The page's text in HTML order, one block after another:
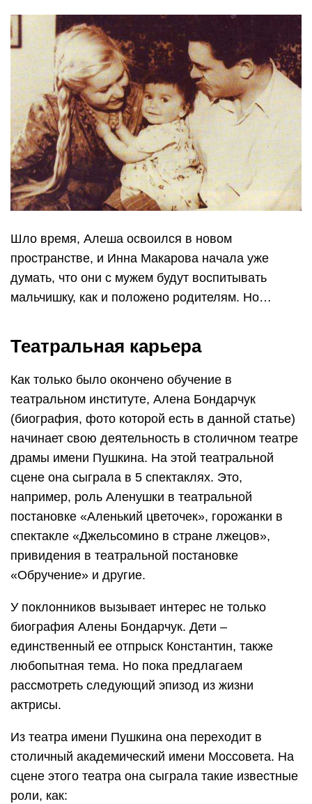
Шло время, Алеша освоился в новом
пространстве, и Инна Макарова начала уже
думать, что они с мужем будут воспитывать
мальчишку, как и положено родителям. Но…
Театральная карьера
Как только было окончено обучение в
театральном институте, Алена Бондарчук
(биография, фото которой есть в данной статье)
начинает свою деятельность в столичном театре
драмы имени Пушкина. На этой театральной
сцене она сыграла в 5 спектаклях. Это,
например, роль Аленушки в театральной
постановке «Аленький цветочек», горожанки в
спектакле «Джельсомино в стране лжецов»,
привидения в театральной постановке
«Обручение» и другие.
У поклонников вызывает интерес не только
биография Алены Бондарчук. Дети –
единственный ее отпрыск Константин, также
любопытная тема. Но пока предлагаем
рассмотреть следующий эпизод из жизни
актрисы.
Из театра имени Пушкина она переходит в
столичный академический имени Моссовета. На
сцене этого театра она сыграла такие известные
роли, как: